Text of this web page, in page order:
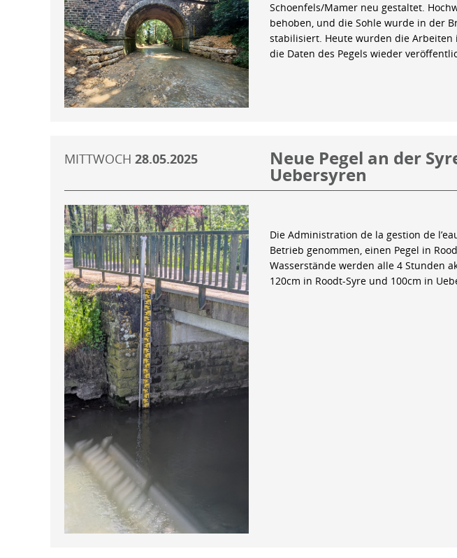
Schoenfels/Mamer neu gestaltet.
behoben, und die Sohle wurde in der
stabilisiert. Heute wurden die Arbeiten
die Daten des Pegels wieder
MITTWOCH 28.05.2025 Neue Pegel an der
Uebersyren
Die Administration de la gestion de
Betrieb genommen, einen Pegel in
Wasserstände werden alle 4 Stunden
120cm in Roodt-Syre und 100cm in